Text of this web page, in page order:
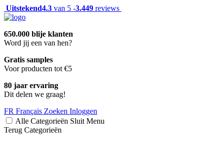
Uitstekend4.3 van 5 -3.449 reviews
650.000 blije klanten
Word jij een van hen?
Gratis samples
Voor producten tot €5
80 jaar ervaring
Dit delen we graag!
FR Français Zoeken Inloggen
Alle Categorieën Sluit Menu
Terug Categorieën